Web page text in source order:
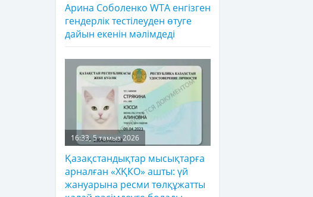
Арина Соболенко WTA енгізген
гендерлік тестілеуден өтуге
дайын екенін мәлімдеді
16:33, 5 тамыз 2026
Қазақстандықтар мысықтарға
арналған «ХҚКО» ашты: үй
жануарына ресми төлқұжатты